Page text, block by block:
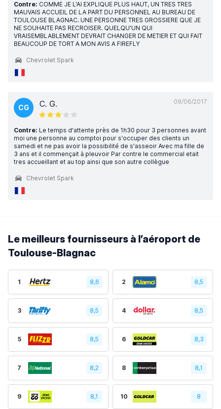
Contre: COMME JE L'AI EXPLIQUE PLUS HAUT, UN TRES TRES
MAUVAIS ACCUEIL DE LA PART DU PERSONNEL AU BUREAU DE
TOULOUSE BLAGNAC. UNE PERSONNE TRES GROSSIERE QUE JE
NE SOUHAITE PAS RECROISER. QUELQU'UN QUI
VRAISEMBLABLEMENT DEVRAIT CHANGER DE METIER ET QUI FAIT
BEAUCOUP DE TORT A MON AVIS A FIREFLY
Chevrolet Spark
09/06/2017
CG C. G.
Contre: Le temps d'attente près de 1h30 pour 3 personnes avant
moi une personne au comptoi pour s'occuper des clients un
samedi et ne pas avoir la possibilité de s'asseoir Avec ma fille de
3 ans et il commençait à pleuvoir Par contre le commercial etait
tres accueillant et au top ainsi que son autre collègue
Chevrolet Spark
Le meilleurs fournisseurs à l’aéroport de
Toulouse-Blagnac
1 8,6 2 8,5
3 8,5 4 8,5
5 8,5 6 8,3
7 8,2 8 8,1
9 8,1 10 8